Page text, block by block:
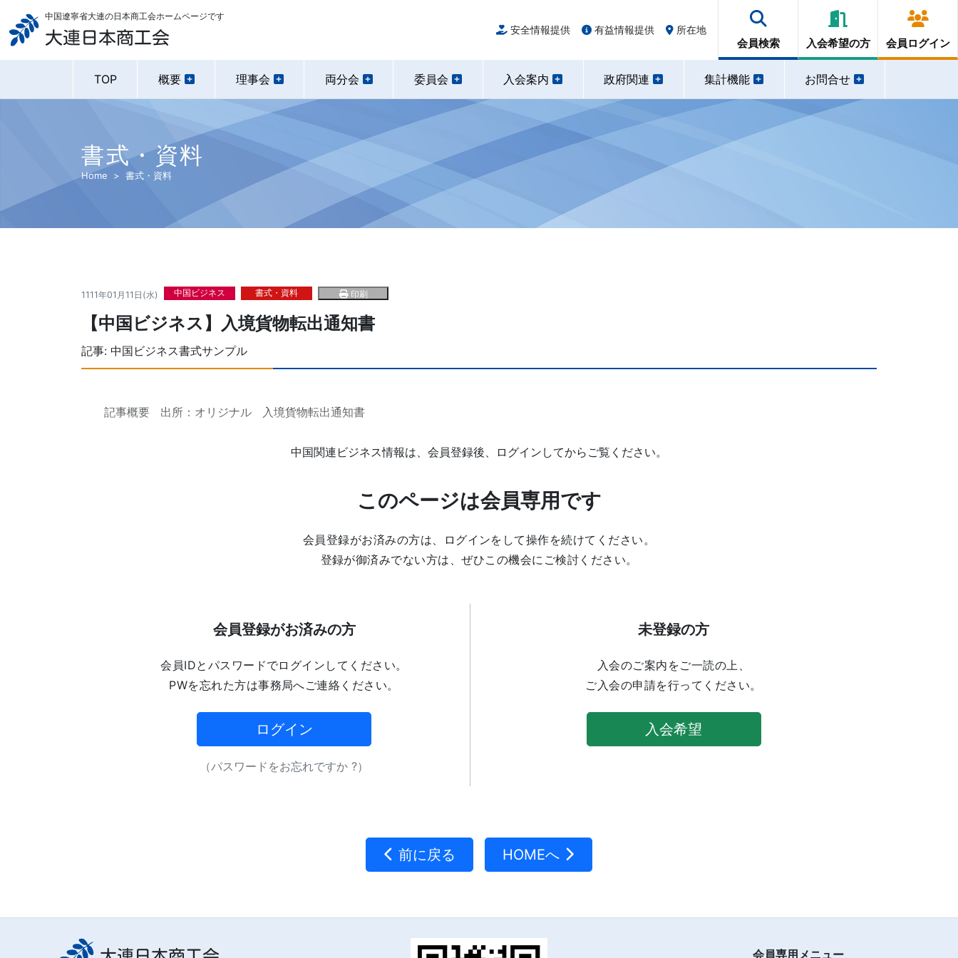
大連日本商工会
中国遼寧省大連の日本商工会ホームページです
安全情報提供 有益情報提供 所在地
会員検索 入会希望の方 会員ログイン
TOP 概要 理事会 両分会 委員会 入会案内 政府関連 集計機能 お問合せ
書式・資料
Home 書式・資料
1111年01月11日(水) 中国ビジネス 書式・資料 印刷
【中国ビジネス】入境貨物転出通知書
記事: 中国ビジネス書式サンプル
記事概要 出所：オリジナル 入境貨物転出通知書
中国関連ビジネス情報は、会員登録後、ログインしてからご覧ください。
このページは会員専用です
会員登録がお済みの方は、ログインをして操作を続けてください。
登録が御済みでない方は、ぜひこの機会にご検討ください。
会員登録がお済みの方
会員IDとパスワードでログインしてください。
PWを忘れた方は事務局へご連絡ください。
ログイン
（パスワードをお忘れですか ?）
未登録の方
入会のご案内をご一読の上、
ご入会の申請を行ってください。
入会希望
前に戻る HOMEへ
会員専用メニュー